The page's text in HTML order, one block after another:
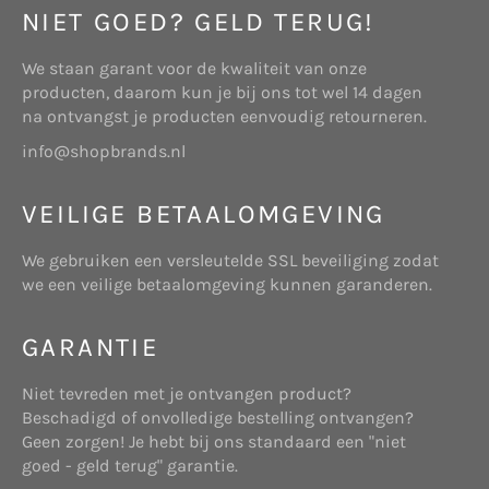
ARTIKEL 1 – DEFINITIES
In deze bemiddelingsvoorwaarden wordt verstaan
Website: beschikbaar gestelde platform
bereikbaar via www.tuzo.nl, daaronder mede
Websitehouder: de onderneming Start Online
die gevestigd is aan Telderslaan 23 te Utrecht,
gegevens die voor de desbetreffende situatie
relevant zijn. Dit maakt het mogelijk uw vragen te
verwerken en uw verzoeken te beantwoorden. De
gegevens worden opgeslagen op eigen beveiligde
servers van www. shopbrands.nlof die van een
derde partij. Wij zullen deze gegevens niet
combineren met andere persoonlijke gegevens
Cookies
Wij verzamelen gegevens voor onderzoek om zo
een beter inzicht te krijgen in onze klanten, zodat
wij onze diensten hierop kunnen afstemmen.
Deze website maakt gebruik van “cookies”
geplaatst) om de website te helpen analyseren
hoe gebruikers de site gebruiken. De door het
cookie gegenereerde informatie over uw gebruik
van de website kan worden overgebracht naar
NIET GOED? GELD TERUG!
We staan garant voor de kwaliteit van onze
producten, daarom kun je bij ons tot wel 14 dagen
na ontvangst je producten eenvoudig retourneren.
info@shopbrands.nl
VEILIGE BETAALOMGEVING
We gebruiken een versleutelde SSL beveiliging zodat
we een veilige betaalomgeving kunnen garanderen.
GARANTIE
Niet tevreden met je ontvangen product?
Beschadigd of onvolledige bestelling ontvangen?
Geen zorgen! Je hebt bij ons standaard een "niet
goed - geld terug" garantie.